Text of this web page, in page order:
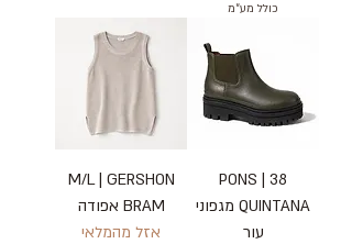
כולל מע״מ
38 | PONS
QUINTANA מגפוני
עור
M/L | GERSHON
BRAM אפודה
אזל מהמלאי